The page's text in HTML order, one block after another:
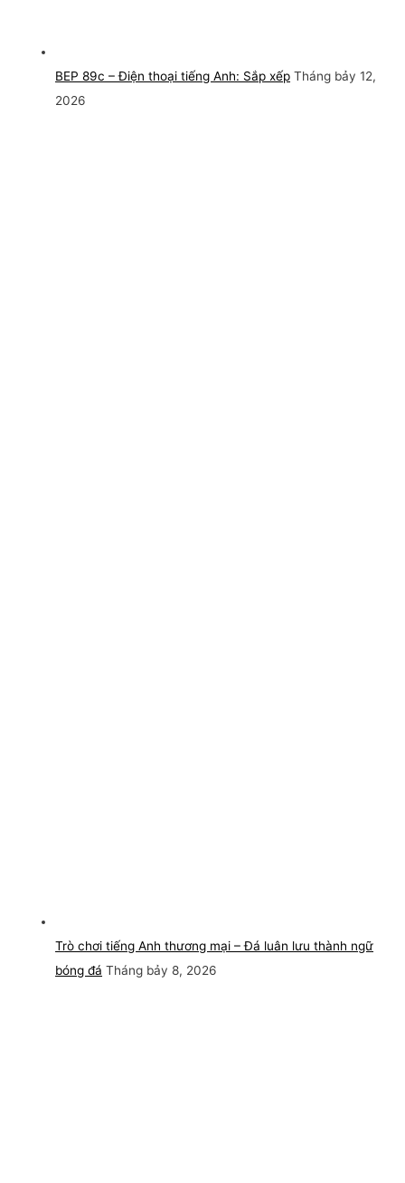
BEP 89c – Điện thoại tiếng Anh: Sắp xếp Tháng bảy 12,
2026
Trò chơi tiếng Anh thương mại – Đá luân lưu thành ngữ
bóng đá Tháng bảy 8, 2026